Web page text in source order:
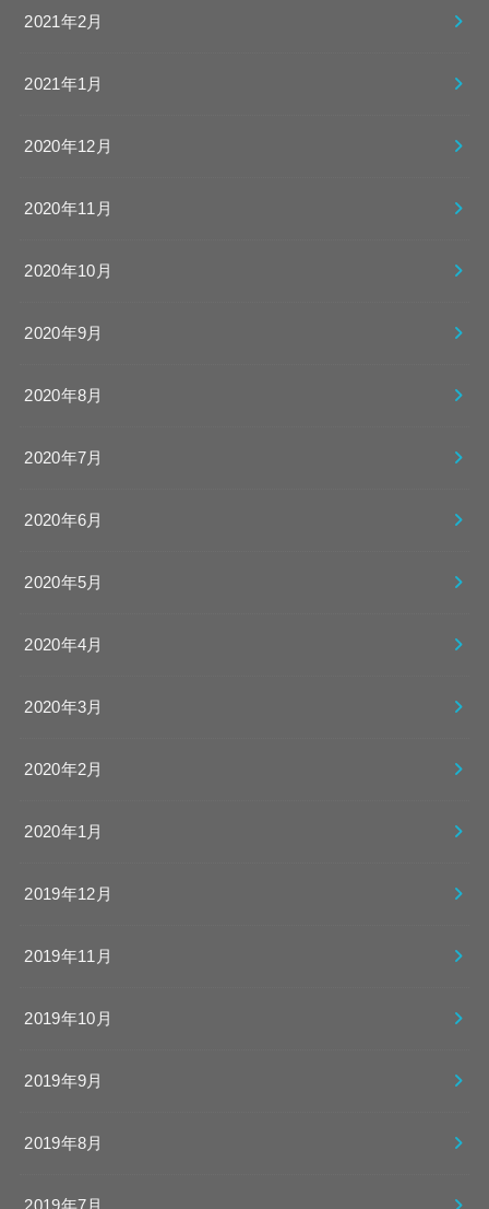
2021年2月
2021年1月
2020年12月
2020年11月
2020年10月
2020年9月
2020年8月
2020年7月
2020年6月
2020年5月
2020年4月
2020年3月
2020年2月
2020年1月
2019年12月
2019年11月
2019年10月
2019年9月
2019年8月
2019年7月